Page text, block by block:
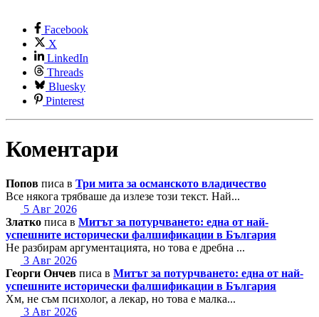
Facebook
X
LinkedIn
Threads
Bluesky
Pinterest
Коментари
Попов писа в Три мита за османското владичество
Все някога трябваше да излезе този текст. Най...
5 Авг 2026
Златко писа в Митът за потурчването: една от най-
успешните исторически фалшификации в България
Не разбирам аргументацията, но това е дребна ...
3 Авг 2026
Георги Ончев писа в Митът за потурчването: една от най-
успешните исторически фалшификации в България
Хм, не съм психолог, а лекар, но това е малка...
3 Авг 2026